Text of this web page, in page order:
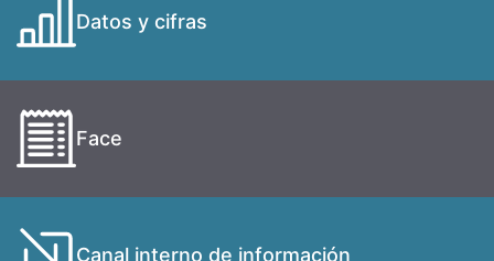
Datos y cifras
Face
Canal interno de información